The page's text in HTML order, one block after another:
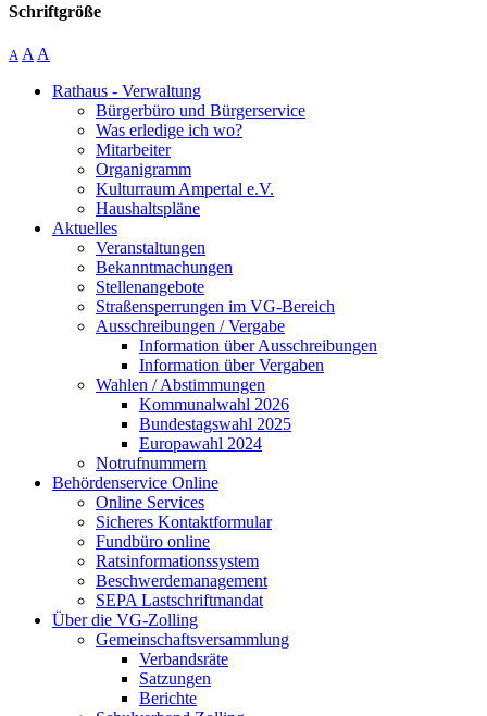
Schriftgröße
A A A
Rathaus - Verwaltung
Bürgerbüro und Bürgerservice
Was erledige ich wo?
Mitarbeiter
Organigramm
Kulturraum Ampertal e.V.
Haushaltspläne
Aktuelles
Veranstaltungen
Bekanntmachungen
Stellenangebote
Straßensperrungen im VG-Bereich
Ausschreibungen / Vergabe
Information über Ausschreibungen
Information über Vergaben
Wahlen / Abstimmungen
Kommunalwahl 2026
Bundestagswahl 2025
Europawahl 2024
Notrufnummern
Behördenservice Online
Online Services
Sicheres Kontaktformular
Fundbüro online
Ratsinformationssystem
Beschwerdemanagement
SEPA Lastschriftmandat
Über die VG-Zolling
Gemeinschaftsversammlung
Verbandsräte
Satzungen
Berichte